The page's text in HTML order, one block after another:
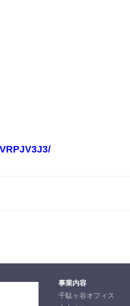
事業内容
千駄ヶ谷オフィス